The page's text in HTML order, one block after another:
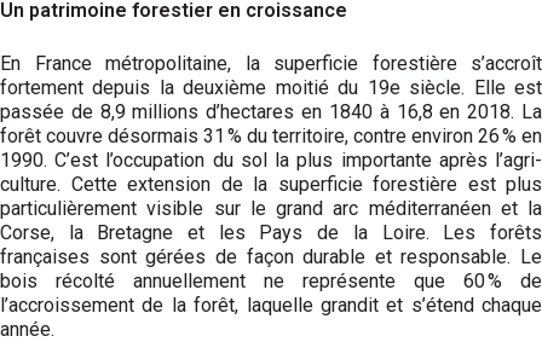
Un patrimoine forestier en croissance
En France métropolitaine, la superficie forestière s’accroît
fortement depuis la deuxième moitié du 19e siècle. Elle est
passée de 8,9 millions d’hectares en 1840 à 16,8 en 2018. La
forêt couvre désormais 31 % du territoire, contre environ 26 % en
1990. C’est l’occupation du sol la plus importante après l’agri­
culture. Cette extension de la superficie forestière est plus
particulièrement visible sur le grand arc méditerranéen et la
Corse, la Bretagne et les Pays de la Loire. Les forêts
françaises sont gérées de façon durable et responsable. Le
bois récolté annuellement ne représente que 60 % de
l’accroissement de la forêt, laquelle grandit et s’étend chaque
année.